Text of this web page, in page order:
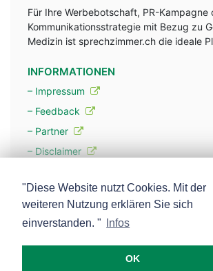
Für Ihre Werbebotschaft, PR-Kampagne
Kommunikationsstrategie mit Bezug zu
Medizin ist sprechzimmer.ch die ideale
INFORMATIONEN
– Impressum
– Feedback
– Partner
– Disclaimer
– Werbung
– Mehr über unsere Experten
"Diese Website nutzt Cookies. Mit der
weiteren Nutzung erklären Sie sich
einverstanden. "
Infos
OK